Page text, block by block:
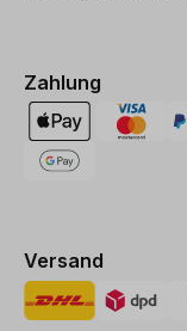
Zahlung
Versand